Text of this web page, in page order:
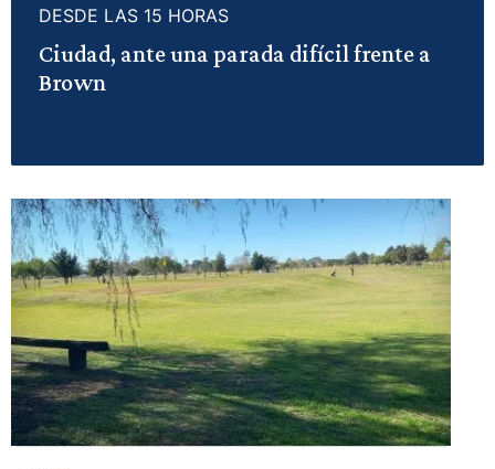
DESDE LAS 15 HORAS
Ciudad, ante una parada difícil frente a
Brown